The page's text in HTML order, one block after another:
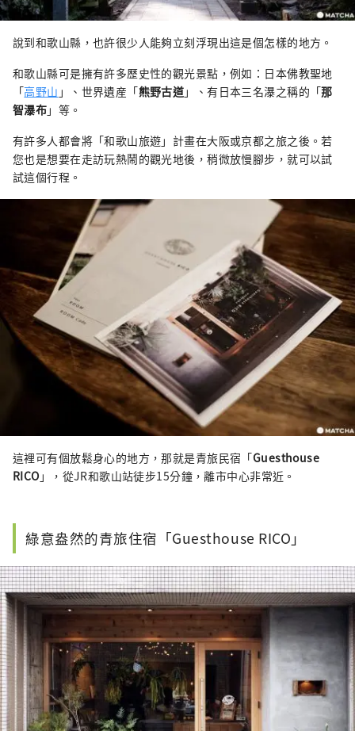
說到和歌山縣，也許很少人能夠立刻浮現出這是個怎樣的地方。
和歌山縣可是擁有許多歷史性的觀光景點，例如：日本佛教聖地
「高野山 」、世界遺産「熊野古道」、有日本三名瀑之稱的「那
智瀑布」等。
有許多人都會將「和歌山旅遊」計畫在大阪或京都之旅之後。若
您也是想要在走訪玩熱鬧的觀光地後，稍微放慢腳步，就可以試
試這個行程。
這裡可有個放鬆身心的地方，那就是青旅民宿「Guesthouse
RICO 」，從JR和歌山站徒步15分鐘，離市中心非常近。
綠意盎然的青旅住宿「Guesthouse RICO」